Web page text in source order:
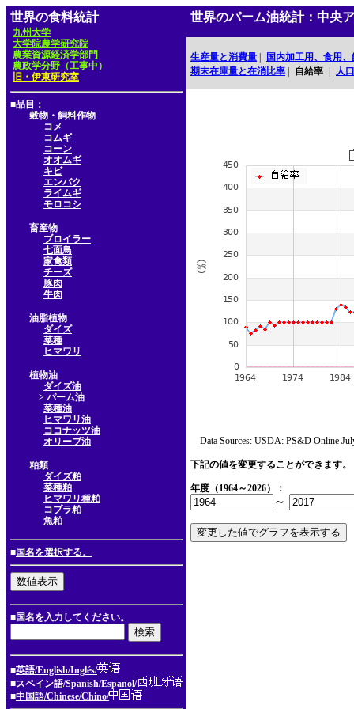
世界の食料統計
九州大学
大学院農学研究院
農業資源経済学部門
農政学分野（工事中）
旧・伊東研究室
■品目：
穀物・飼料作物
コメ
コムギ
コーン
オオムギ
キビ
エンバク
ライムギ
モロコシ
畜産物
ブロイラー
七面鳥
家禽類
チーズ
豚肉
牛肉
油脂植物
ダイズ
菜種
ヒマワリ
植物油
ダイズ油
> パーム油
菜種油
ヒマワリ油
ココナッツ油
オリーブ油
粕類
ダイズ粕
菜種粕
ヒマワリ種粕
コプラ粕
魚粕
■国名を選択する。
■国名を入力してください。
■英語/English/Inglés/
■スペイン語/Spanish/Espanol/
■中国語/Chinese/Chino/
世界のパーム油統計：中央
生産量と消費量
国内加工用、食用
期末在庫量と在消比率
自給率 人口
Data Sources: USDA: PS&D Online
下記の値を変更することができます。
年度（1964～2026）：
～